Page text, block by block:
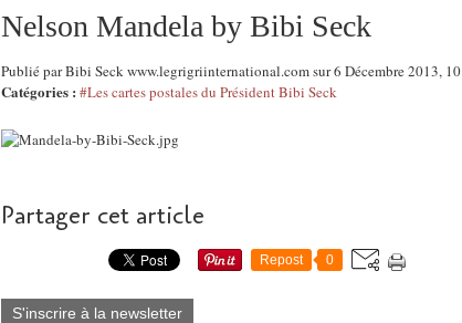
Nelson Mandela by Bibi Seck
Publié par Bibi Seck www.legrigriinternational.com sur 6 Décembre 2013,
Catégories : #Les cartes postales du Président Bibi Seck
Partager cet article
Repost 0
S'inscrire à la newsletter